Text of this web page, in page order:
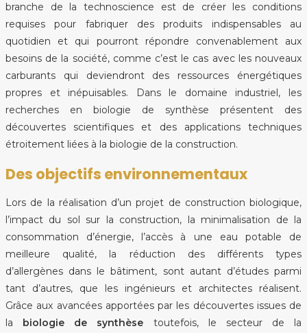
branche de la technoscience est de créer les conditions
requises pour fabriquer des produits indispensables au
quotidien et qui pourront répondre convenablement aux
besoins de la société, comme c’est le cas avec les nouveaux
carburants qui deviendront des ressources énergétiques
propres et inépuisables. Dans le domaine industriel, les
recherches en biologie de synthèse présentent des
découvertes scientifiques et des applications techniques
étroitement liées à la biologie de la construction.
Des objectifs environnementaux
Lors de la réalisation d’un projet de construction biologique,
l’impact du sol sur la construction, la minimalisation de la
consommation d’énergie, l’accès à une eau potable de
meilleure qualité, la réduction des différents types
d’allergènes dans le bâtiment, sont autant d’études parmi
tant d’autres, que les ingénieurs et architectes réalisent.
Grâce aux avancées apportées par les découvertes issues de
la biologie de synthèse toutefois, le secteur de la